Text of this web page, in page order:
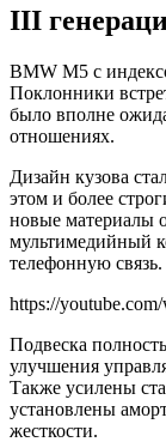
III
BMW M5 с
Поклонники
было вполне
отношениях.
Дизайн кузова
этом и более
новые материалы
мультимедийный
телефонную связь.
https://
Подвеска
улучшения
Также усилены
установлены
жесткости.